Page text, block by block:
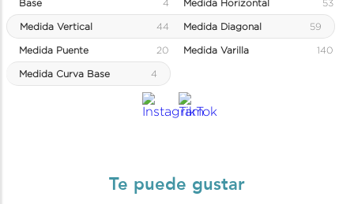
Base 4 Medida Horizontal 53
Medida Vertical 44 Medida Diagonal 59
Medida Puente 20 Medida Varilla 140
Medida Curva Base 4
Te puede gustar